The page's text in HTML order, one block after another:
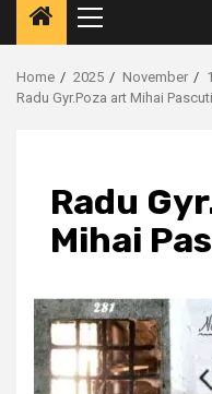
Primary
Menu
Home 2025 November
Radu Gyr.Poza art Mihai
Radu
Mihai